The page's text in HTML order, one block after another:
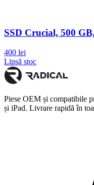
SSD Crucial, 500
400 lei
Lipsă stoc
Piese OEM și compatibile
și iPad. Livrare rapidă în